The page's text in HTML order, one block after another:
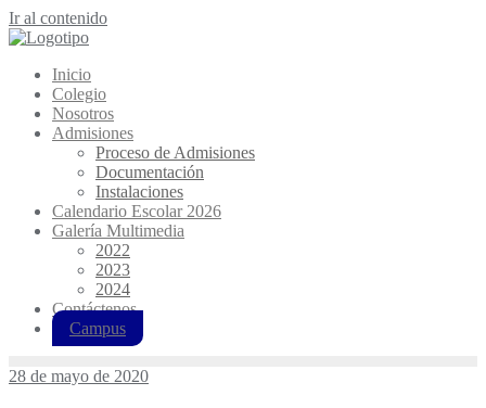
Ir al contenido
Inicio
Colegio
Nosotros
Admisiones
Proceso de Admisiones
Documentación
Instalaciones
Calendario Escolar 2026
Galería Multimedia
2022
2023
2024
Contáctenos
Campus
28 de mayo de 2020